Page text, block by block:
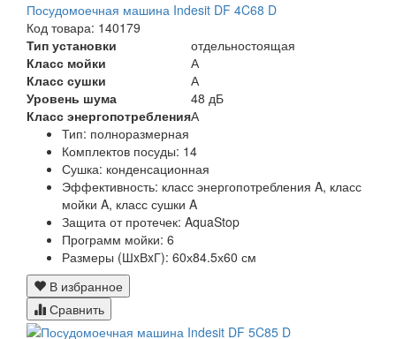
Посудомоечная машина Indesit DF 4C68 D
Код товара: 140179
Тип установки
отдельностоящая
Класс мойки
А
Класс сушки
А
Уровень шума
48 дБ
Класс энергопотребленияА
Тип: полноразмерная
Комплектов посуды: 14
Сушка: конденсационная
Эффективность: класс энергопотребления A, класс
мойки A, класс сушки A
Защита от протечек: AquaStop
Программ мойки: 6
Размеры (ШxВxГ): 60х84.5х60 см
В избранное
Сравнить